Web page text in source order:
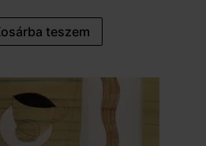
teszem